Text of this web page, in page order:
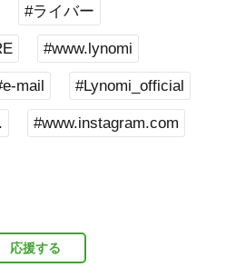
#ライバー
#www.lynomi
mail #Lynomi_official
#www.instagram.com
応援する